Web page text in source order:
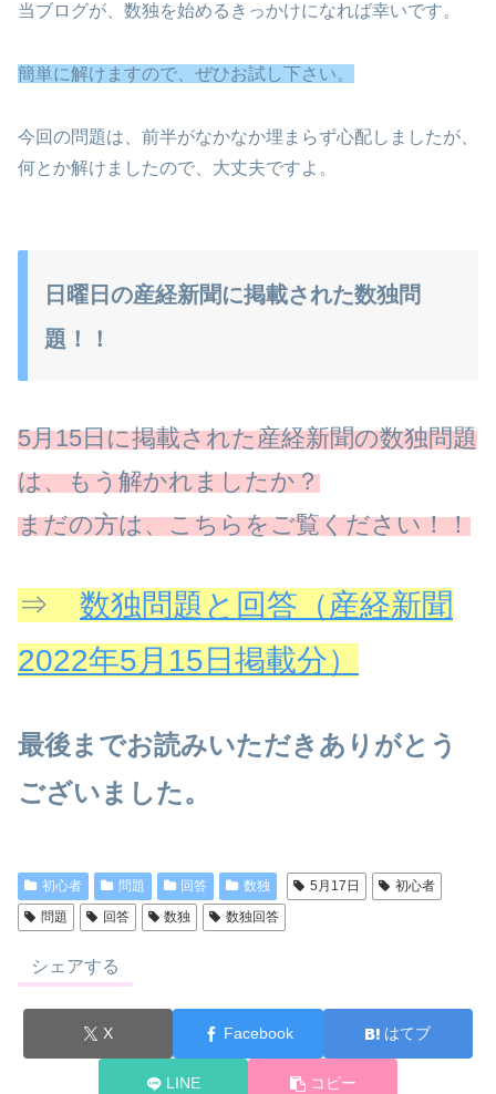
当ブログが、数独を始めるきっかけになれば幸いです。
簡単に解けますので、ぜひお試し下さい。
今回の問題は、前半がなかなか埋まらず心配しましたが、
何とか解けましたので、大丈夫ですよ。
日曜日の産経新聞に掲載された数独問
題！！
5月15日に掲載された産経新聞の数独問題
は、もう解かれましたか？
まだの方は、こちらをご覧ください！！
⇒ 数独問題と回答（産経新聞
2022年5月15日掲載分）
最後までお読みいただきありがとう
ございました。
初心者 問題 回答 数独 5月17日
初心者
問題
回答 数独 数独回答
シェアする
X Facebook はてブ
LINE コピー